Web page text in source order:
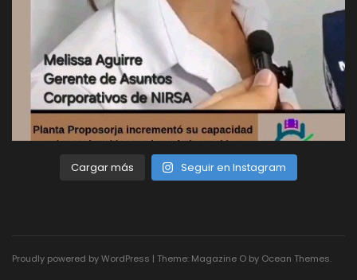
Cargar más Seguir en Instagram
Proudly powered by WordPress | Theme: Magazine O by Ocean Themes.